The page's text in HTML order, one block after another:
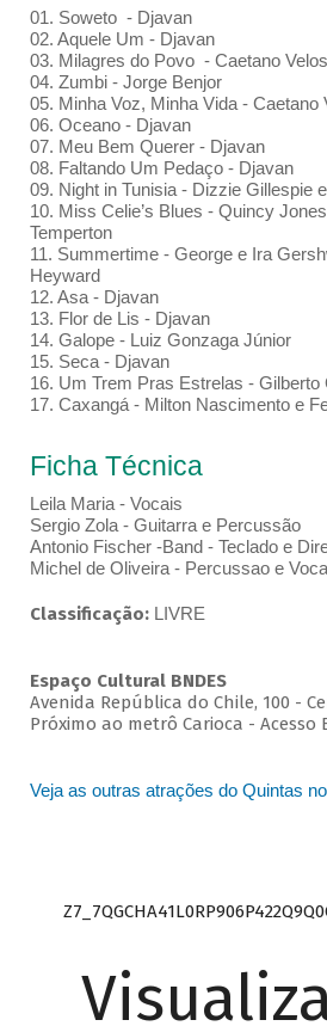
01. Soweto - Djavan
02. Aquele Um - Djavan
03. Milagres do Povo - Caetano
04. Zumbi - Jorge Benjor
05. Minha Voz, Minha Vida - Caetano
06. Oceano - Djavan
07. Meu Bem Querer - Djavan
08. Faltando Um Pedaço - Djavan
09. Night in Tunisia - Dizzie Gillespie
10. Miss Celie’s Blues - Quincy
Temperton
11. Summertime - George e Ira
Heyward
12. Asa - Djavan
13. Flor de Lis - Djavan
14. Galope - Luiz Gonzaga Júnior
15. Seca - Djavan
16. Um Trem Pras Estrelas - Gilberto
17. Caxangá - Milton Nascimento e
Ficha Técnica
Leila Maria - Vocais
Sergio Zola - Guitarra e Percussão
Antonio Fischer -Band - Teclado e
Michel de Oliveira - Percussao e
Classificação: LIVRE
Espaço Cultural BNDES
Avenida República do Chile, 100 -
Próximo ao metrô Carioca - Acesso
Veja as outras atrações do Quintas